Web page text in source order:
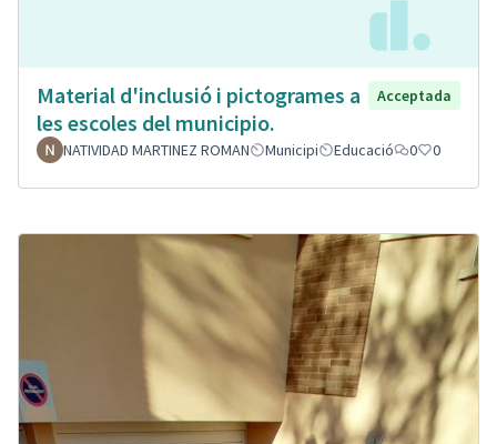
Material d'inclusió i pictogrames a
les escoles del municipio.
Acceptada
NATIVIDAD MARTINEZ ROMAN Municipi Educació 0 0